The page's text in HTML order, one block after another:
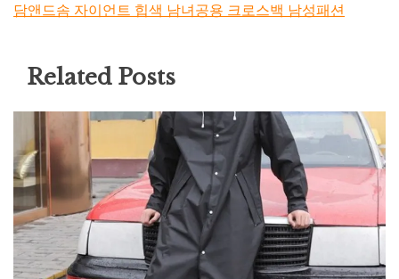
담앤드솜 자이언트 힙색 남녀공용 크로스백 남성패션
Related Posts